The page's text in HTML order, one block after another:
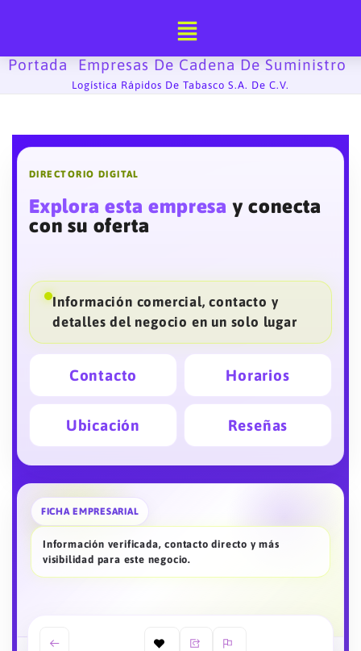
contenido
Portada Empresas De Cadena De Suministro
Logística Rápidos De Tabasco S.A. De C.V.
DIRECTORIO DIGITAL
Explora esta empresa y conecta
con su oferta
Información comercial, contacto y
detalles del negocio en un solo lugar
Contacto Horarios
Ubicación Reseñas
FICHA EMPRESARIAL
Información verificada, contacto directo y más
visibilidad para este negocio.